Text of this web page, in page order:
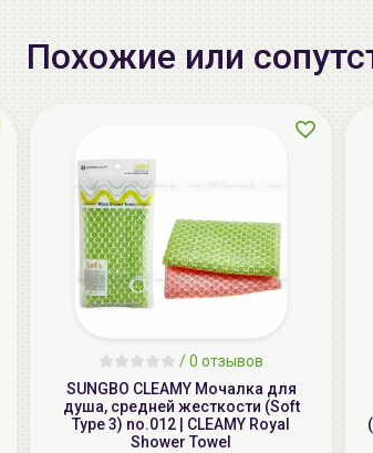
Похожие или
/0 отзывов
SUNGBO CLEAMY Мочалка для
душа, средней жесткости (Soft
Type 3) no.012 | CLEAMY Royal
Shower Towel